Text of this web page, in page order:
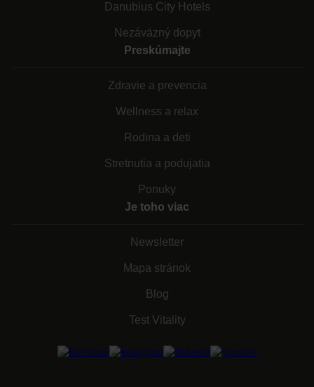
Danubius City Hotels
Nezáväzný dopyt
Preskúmajte
Zdravie a prevencia
Wellness a relax
Rodina a deti
Stretnutia a podujatia
Ponuky
Je toho viac
Newsletter
Mapa stránok
Blog
Test Vitality